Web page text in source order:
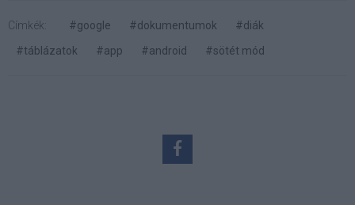
Címkék: #google #dokumentumok
#diák
#táblázatok
#app #android #sötét mód